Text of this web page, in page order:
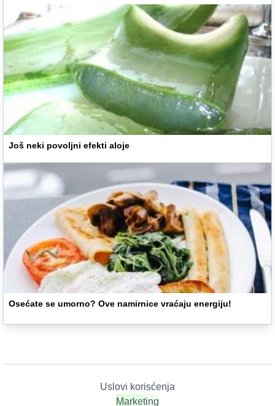
Još neki povoljni efekti aloje
Osećate se umorno? Ove namirnice vraćaju energiju!
Uslovi korisćenja
Marketing